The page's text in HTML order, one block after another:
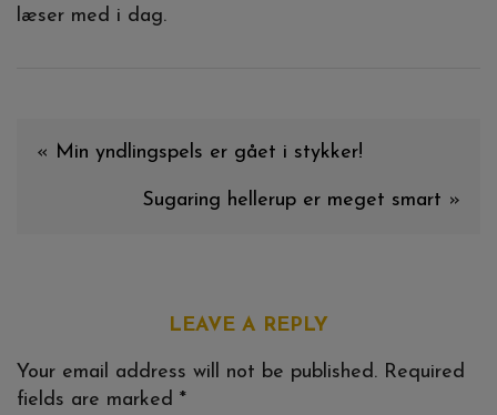
læser med i dag.
« Min yndlingspels er gået i stykker!
Sugaring hellerup er meget smart »
LEAVE A REPLY
Your email address will not be published. Required
fields are marked *